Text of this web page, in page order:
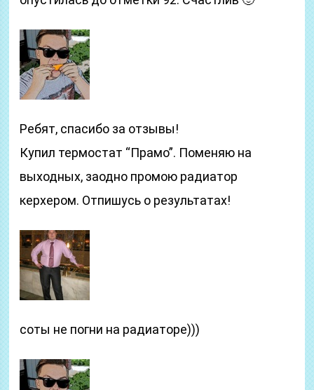
Ребят, спасибо за отзывы!
Купил термостат “Прамо”. Поменяю на
выходных, заодно промою радиатор
керхером. Отпишусь о результатах!
соты не погни на радиаторе)))